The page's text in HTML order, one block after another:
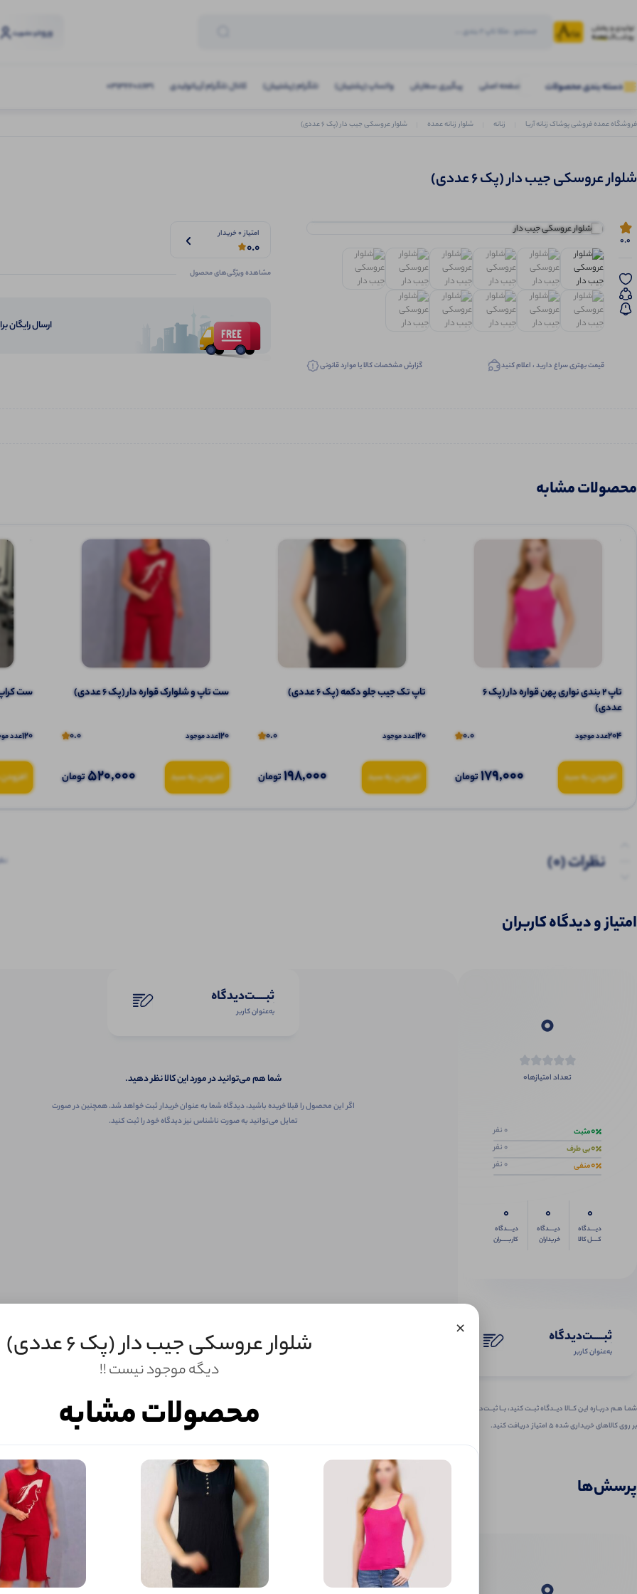
ورودو عضویت
دسته بندی محصولات صفحه اصلی پیگیری سفارش واتساپ (پشتیبان) تلگرام (پشتیبان) کانال تلگرام آریاتولیدی 03132208631
فروشگاه عمده فروشی پوشاک زنانه آریا زنانه شلوار زنانه عمده شلوار عروسکی جیب دار (پک 6 عددی)
شلوار عروسکی جیب دار (پک 6 عددی)
0.0
قیمت بهتری سراغ دارید ، اعلام کنید گزارش مشخصات کالا یا موارد قانونی
امتیاز 0 خریدار
0.0
مشاهده ویژگی‌های محصول
ارسال رایگان
محصولات مشابه
تاپ ۲ بندی نواری پهن قواره دار (پک 6
عددی)
204عدد موجود 0.0
افزودن به سبد 179,000تومان
تاپ تک جیب جلو دکمه (پک 6 عددی)
120عدد موجود 0.0
افزودن به سبد 198,000تومان
ست تاپ و شلوارک قواره دار (پک 6 عددی)
120عدد موجود 0.0
افزودن به سبد 520,000تومان
ست کراپ و
120عدد
نظرات (0)
امتیاز و دیدگاه کاربران
0
تعداد امتیازها0
0مثبت 0 نفر
0بی طرف 0 نفر
0منفی 0 نفر
0
دیــــدگاه
کــــل کالا
0
دیــــدگاه
خریداران
0
دیــــدگاه
کاربـــــران
ثبـــــت‌دیدگاه
به‌عنوان کاربر
شمـا هـم دربـاره ایـن کــالا دیــدگاه ثبــت کنید، بــا ثبــت‌دیـدگاه
بر روی کالاهای خریداری شده ۵ امتیاز دریافت کنید.
ثبـــــت‌دیدگاه
به‌عنوان کاربر
شما هم می‌توانید در مورد این کالا نظر دهید.
اگر این محصول را قبلا خریده باشید، دیدگاه شما به عنوان خریدار ثبت خواهد شد. همچنین در صورت
تمایل می‌توانید به صورت ناشناس نیز دیدگاه خود را ثبت کنید.
پرسش‌ها
ثبـــــت‌پرسش
به‌عنوان ‌خریدار‌این‌ محصول
× شلوار عروسکی جیب دار (پک 6 عددی)
دیگه موجود نیست !!
محصولات مشابه